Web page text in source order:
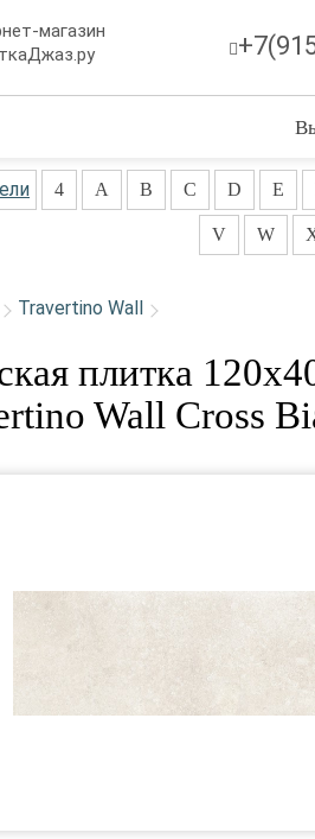
магазин
4 A B C D E
V W
Travertino Wall
плитка
Wall Cross